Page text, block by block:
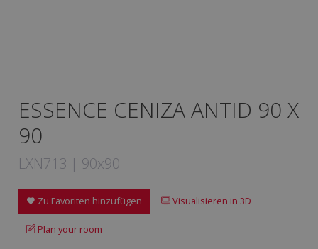
ESSENCE CENIZA ANTID 90 X
90
LXN713 | 90x90
Zu Favoriten hinzufügen Visualisieren in 3D
Plan your room